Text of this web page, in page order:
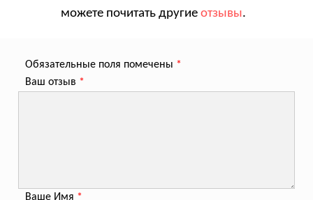
можете почитать другие отзывы.
Обязательные поля помечены *
Ваш отзыв *
Ваше Имя *